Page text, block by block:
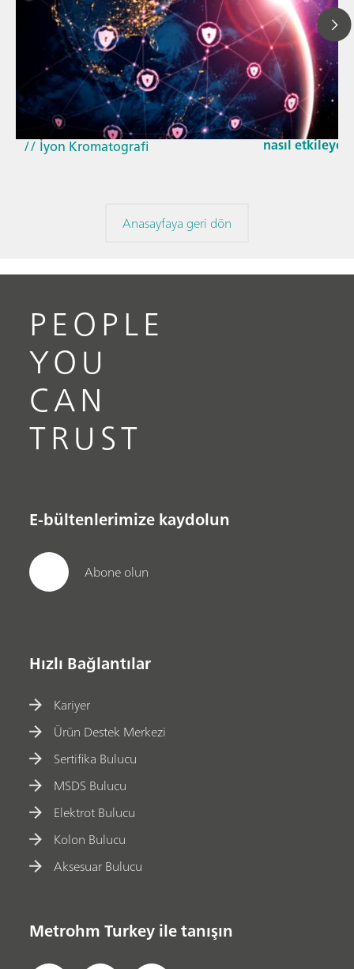
29 Nis 2026
Güncellenen
Cyber
nasıl
// Makale
// Yakın kızıl ötesi spektroskopisi
(NIRS)
// İyon Kromatografi
Anasayfaya geri dön
PEOPLE
YOU
CAN
TRUST
E-bültenlerimize kaydolun
Abone olun
Hızlı Bağlantılar
Kariyer
Ürün Destek Merkezi
Sertifika Bulucu
MSDS Bulucu
Elektrot Bulucu
Kolon Bulucu
Aksesuar Bulucu
Metrohm Turkey ile tanışın